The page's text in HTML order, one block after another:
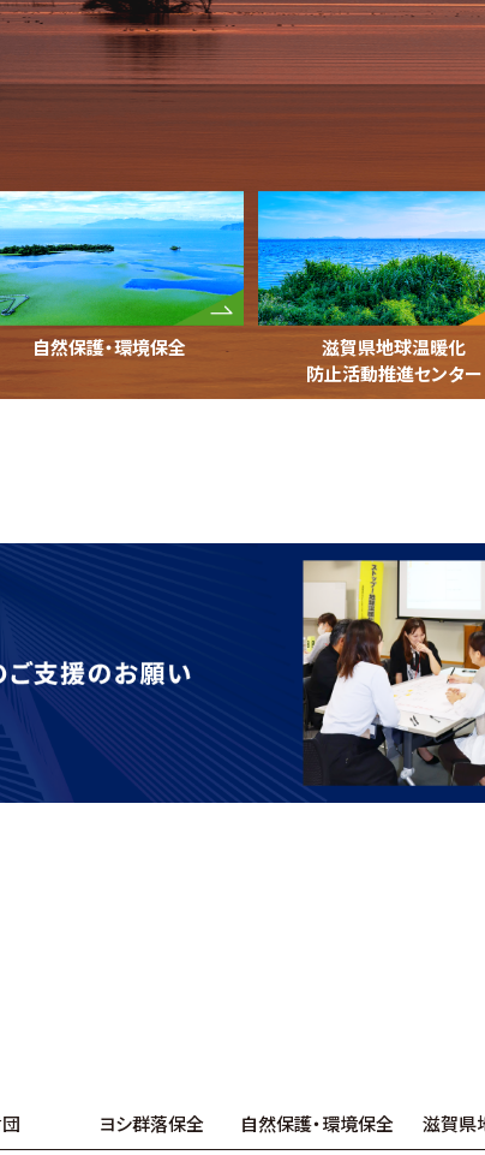
自然保護・環境保全
滋賀県地球温暖化
防止活動推進センター
ヨシ群落保全 自然保護・環境保全 滋賀県